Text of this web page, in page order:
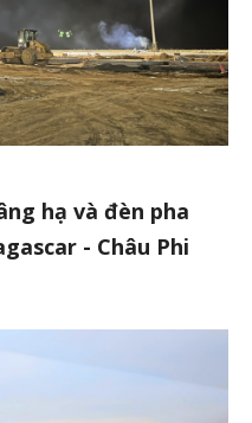
hạ và đèn pha
- Châu Phi